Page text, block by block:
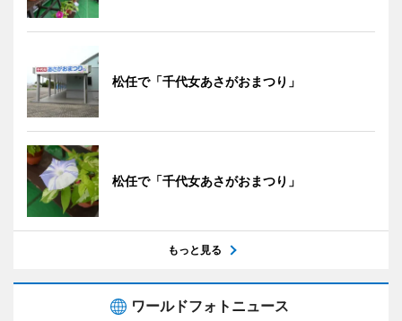
松任で「千代女あさがおまつり」
松任で「千代女あさがおまつり」
もっと見る
ワールドフォトニュース